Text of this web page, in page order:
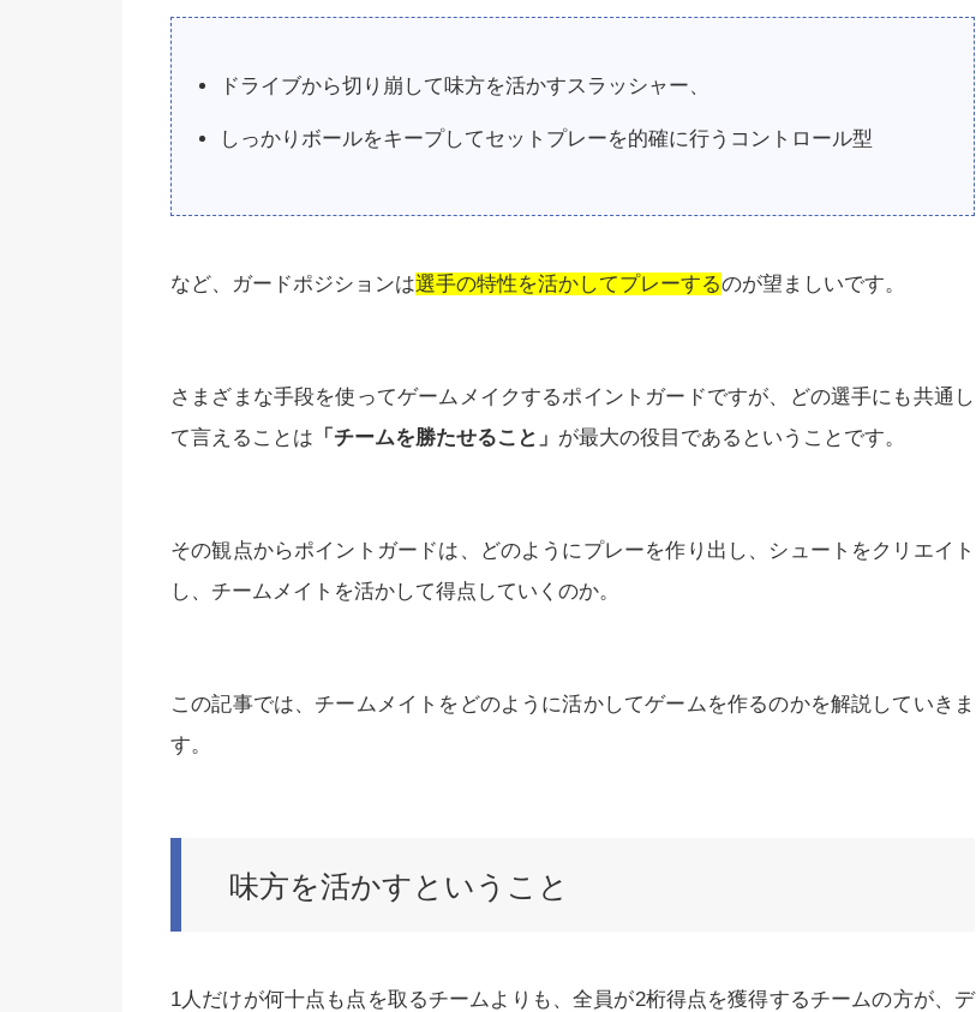
ドライブから切り崩して味方を活かすスラッシャー、
しっかりボールをキープしてセットプレーを的確に行うコントロール型
など、ガードポジションは選手の特性を活かしてプレーするのが望ましいです。
さまざまな手段を使ってゲームメイクするポイントガードですが、どの選手にも共通し
て言えることは 「チームを勝たせること」 が最大の役目であるということです。
その観点からポイントガードは、どのようにプレーを作り出し、シュートをクリエイト
し、チームメイトを活かして得点していくのか。
この記事では、チームメイトをどのように活かしてゲームを作るのかを解説していきま
す。
味方を活かすということ
1人だけが何十点も点を取るチームよりも、全員が2桁得点を獲得するチームの方が、デ